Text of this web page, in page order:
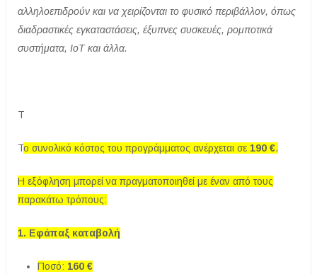
αλληλοεπιδρούν και να χειρίζονται το φυσικό περιβάλλον, όπως
διαδραστικές εγκαταστάσεις, έξυπνες συσκευές, ρομποτικά
συστήματα, ΙοΤ και άλλα.
Τ
Το συνολικό κόστος του προγράμματος ανέρχεται σε 190 €.
Η εξόφληση μπορεί να πραγματοποιηθεί με έναν από τους
παρακάτω τρόπους:
1. Εφάπαξ καταβολή
Ποσό: 160 €